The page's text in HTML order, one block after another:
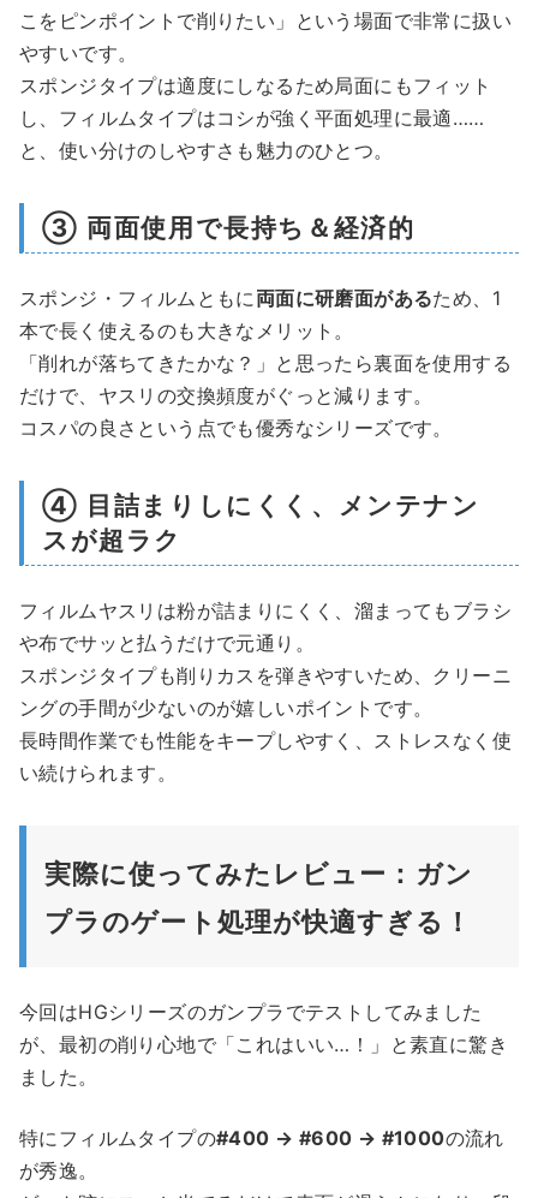
こをピンポイントで削りたい」という場面で非常に扱い
やすいです。
スポンジタイプは適度にしなるため局面にもフィット
し、フィルムタイプはコシが強く平面処理に最適……
と、使い分けのしやすさも魅力のひとつ。
③ 両面使用で長持ち＆経済的
スポンジ・フィルムともに両面に研磨面があるため、1
本で長く使えるのも大きなメリット。
「削れが落ちてきたかな？」と思ったら裏面を使用する
だけで、ヤスリの交換頻度がぐっと減ります。
コスパの良さという点でも優秀なシリーズです。
④ 目詰まりしにくく、メンテナン
スが超ラク
フィルムヤスリは粉が詰まりにくく、溜まってもブラシ
や布でサッと払うだけで元通り。
スポンジタイプも削りカスを弾きやすいため、クリーニ
ングの手間が少ないのが嬉しいポイントです。
長時間作業でも性能をキープしやすく、ストレスなく使
い続けられます。
実際に使ってみたレビュー：ガン
プラのゲート処理が快適すぎる！
今回はHGシリーズのガンプラでテストしてみました
が、最初の削り心地で「これはいい…！」と素直に驚き
ました。
特にフィルムタイプの#400 → #600 → #1000の流れ
が秀逸。